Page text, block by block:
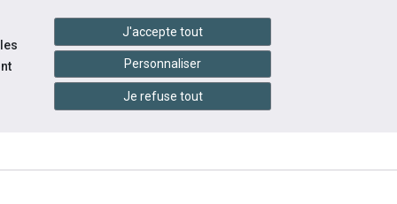
handshake Services en ligne
INFOS
PRATIQUES
ÉVÉNEMENTS
J'accepte tout
Personnaliser
Je refuse tout